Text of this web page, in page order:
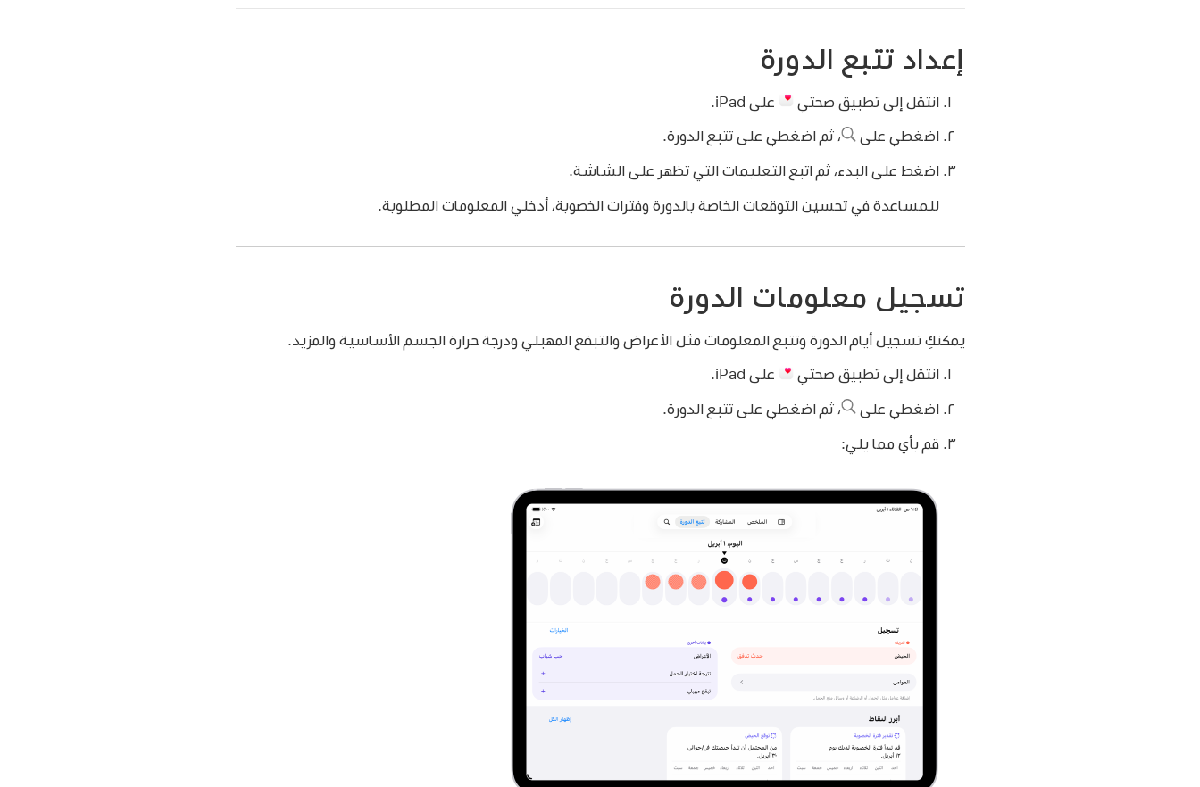
إعداد تتبع الدورة
انتقل إلى تطبيق صحتي على iPad.
اضغطي على ،ثم اضغطي على تتبع الدورة.
اضغط على البدء، ثم اتبع التعليمات التي تظهر على الشاشة.
للمساعدة في تحسين التوقعات الخاصة بالدورة وفترات الخصوبة، أدخلي المعلومات المطلوبة.
تسجيل معلومات الدورة
يمكنكِ تسجيل أيام الدورة وتتبع المعلومات مثل الأعراض والتبقع المهبلي ودرجة حرارة الجسم الأساسية والمزيد.
انتقل إلى تطبيق صحتي على iPad.
اضغطي على ،ثم اضغطي على تتبع الدورة.
قم بأي مما يلي: